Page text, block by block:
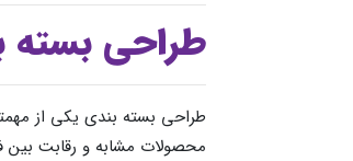
طراحی بسته
طراحی بسته بندی یکی از
محصولات مشابه و رقابت